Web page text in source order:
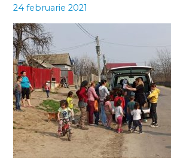
24 februarie 2021